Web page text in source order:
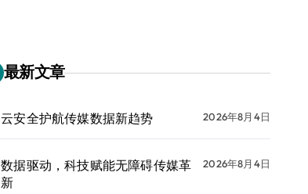
最新文章
云安全护航传媒数据新趋势 2026年8月4日
数据驱动，科技赋能无障碍传媒革
新
2026年8月4日